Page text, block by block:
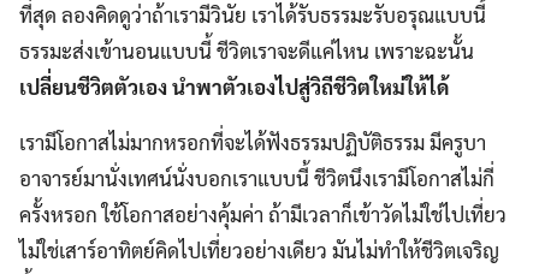
ที่สุด ลองคิดดูว่าถ้าเรามีวินัย เราได้รับธรรมะรับอรุณแบบนี้
ธรรมะส่งเข้านอนแบบนี้ ชีวิตเราจะดีแค่ไหน เพราะฉะนั้น
เปลี่ยนชีวิตตัวเอง นำพาตัวเองไปสู่วิถีชีวิตใหม่ให้ได้
เรามีโอกาสไม่มากหรอกที่จะได้ฟังธรรมปฏิบัติธรรม มีครูบา
อาจารย์มานั่งเทศน์นั่งบอกเราแบบนี้ ชีวิตนึงเรามีโอกาสไม่กี่
ครั้งหรอก ใช้โอกาสอย่างคุ้มค่า ถ้ามีเวลาก็เข้าวัดไม่ใช่ไปเที่ยว
ไม่ใช่เสาร์อาทิตย์คิดไปเที่ยวอย่างเดียว มันไม่ทำให้ชีวิตเจริญ